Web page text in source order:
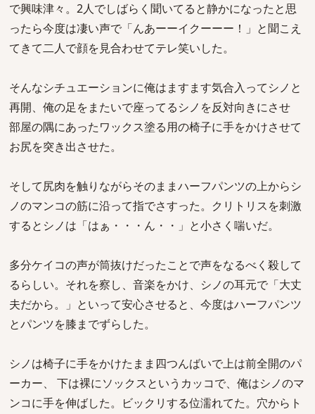
で興味津々。2人でしばらく聞いてると静かになったと思
ったら今度は凄い声で「んあーーイクーーー！」と聞こえ
てきて二人で顔を見合わせてテレ笑いした。
そんなシチュエーションに俺はますます気合入ってシノと
再開、俺の足をまたいで座ってるシノを反対向きにさせ
部屋の隅にあったワックス塗る用の椅子に手をかけさせて
お尻を突き出させた。
そして尻肉を触りながらそのままハーフパンツの上からシ
ノのマンコの筋に沿って指でさすった。クリトリスを刺激
するとシノは「はぁ・・・ん・・」と小さく喘いだ。
多分ケイコの声が筒抜けだったことで声をなるべく殺して
るらしい。それを察し、音楽をかけ、シノの耳元で「大丈
夫だから。」といって安心させると、今度はハーフパンツ
とパンツを膝までずらした。
シノは椅子に手をかけたまま四つんばいで上は前全開のパ
ーカー、 下は裸にソックスというカッコで、俺はシノのマ
ンコに手を伸ばした。ビックリする位濡れてた。穴からト